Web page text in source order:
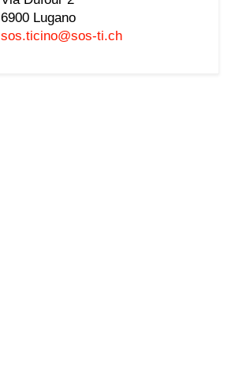
6900 Lugano
sos.ticino@sos-ti.ch